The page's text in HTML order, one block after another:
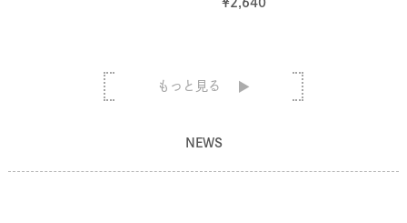
¥2,640
もっと見る
NEWS